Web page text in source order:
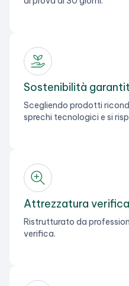
Sostenibilità
Scegliendo prodotti
sprechi tecnologici e si
Attrezzatura
Ristrutturato da
verifica.